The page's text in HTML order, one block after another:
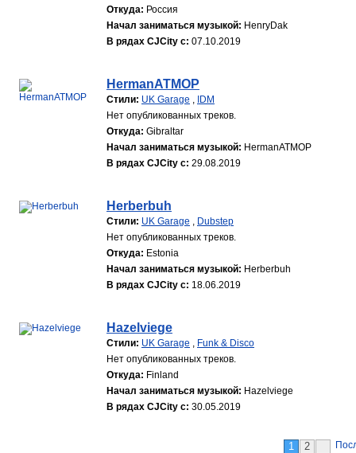
Откуда: Россия
Начал заниматься музыкой: HenryDak
В рядах CJCity с: 07.10.2019
HermanATMOP
Стили: UK Garage , IDM
Нет опубликованных треков.
Откуда: Gibraltar
Начал заниматься музыкой: HermanATMOP
В рядах CJCity с: 29.08.2019
Herberbuh
Стили: UK Garage , Dubstep
Нет опубликованных треков.
Откуда: Estonia
Начал заниматься музыкой: Herberbuh
В рядах CJCity с: 18.06.2019
Hazelviege
Стили: UK Garage , Funk & Disco
Нет опубликованных треков.
Откуда: Finland
Начал заниматься музыкой: Hazelviege
В рядах CJCity с: 30.05.2019
1 2